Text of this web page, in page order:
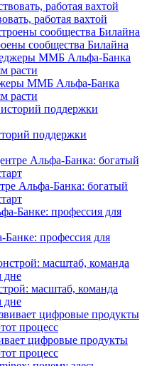
работая вахтой
сообщества Билайна
ММБ Альфа-Банка
расти
поддержки
Альфа-Банка: богатый
профессия для
масштаб, команда
дне
цифровые продукты
процесс